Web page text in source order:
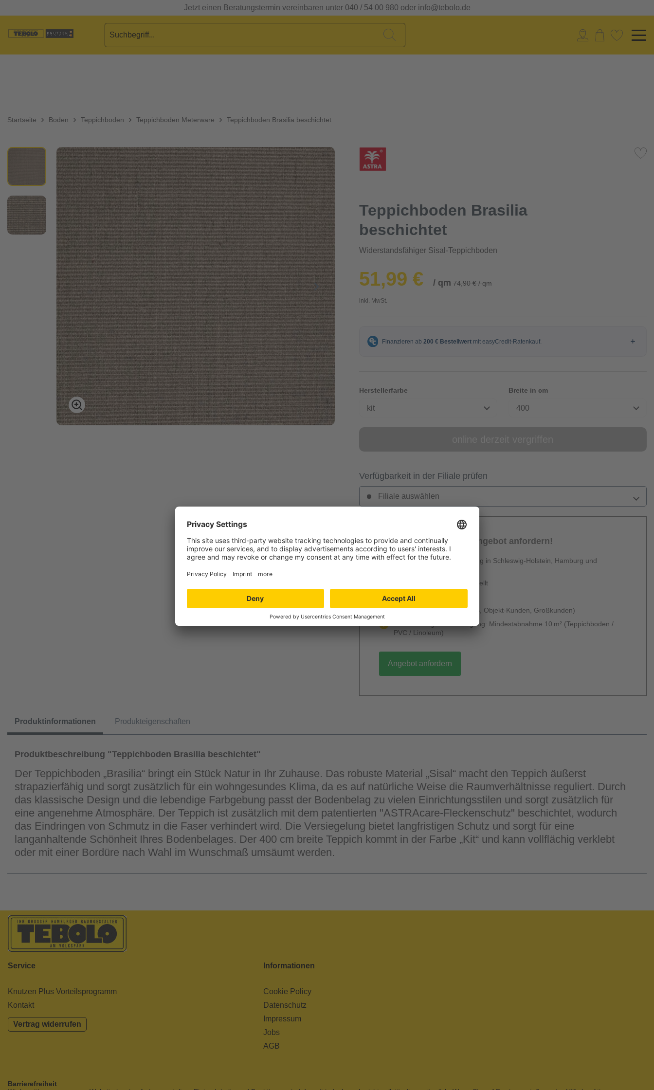
Jetzt einen Beratungstermin vereinbaren unter 040 / 54 00 980 oder info@tebolo.de
Startseite Boden Teppichboden Teppichboden Meterware Teppichboden Brasilia beschichtet
Teppichboden Brasilia
beschichtet
Widerstandsfähiger Sisal-Teppichboden
51,99 € / qm 74,90 € / qm
inkl. MwSt.
Herstellerfarbe
kit
Breite in cm
400
Verfügbarkeit in der Filiale prüfen
Filiale auswählen
Jetzt Ihr persönliches Angebot anfordern!
Verlegung und Dienstleistung in Schleswig-Holstein, Hamburg und
Angebot wird kurzfristig erstellt
unverbindlich & kostenlos
Mengenrabatt möglich (B2B, Objekt-Kunden, Großkunden)
Bei Lieferung ohne Verlegung: Mindestabnahme 10 m² (Teppichboden /
PVC / Linoleum)
Angebot anfordern
Produktinformationen Produkteigenschaften
Produktbeschreibung "Teppichboden Brasilia beschichtet"
Der Teppichboden „Brasilia“ bringt ein Stück Natur in Ihr Zuhause. Das robuste Material „Sisal“ macht den Teppich äußerst
strapazierfähig und sorgt zusätzlich für ein wohngesundes Klima, da es auf natürliche Weise die Raumverhältnisse reguliert. Durch
das klassische Design und die lebendige Farbgebung passt der Bodenbelag zu vielen Einrichtungsstilen und sorgt zusätzlich für
eine angenehme Atmosphäre. Der Teppich ist zusätzlich mit dem patentierten "ASTRAcare-Fleckenschutz" beschichtet, wodurch
das Eindringen von Schmutz in die Faser verhindert wird. Die Versiegelung bietet langfristigen Schutz und sorgt für eine
langanhaltende Schönheit Ihres Bodenbelages. Der 400 cm breite Teppich kommt in der Farbe „Kit“ und kann vollflächig verklebt
oder mit einer Bordüre nach Wahl im Wunschmaß umsäumt werden.
Service
Knutzen Plus Vorteilsprogramm
Kontakt
Vertrag widerrufen
Informationen
Cookie Policy
Datenschutz
Impressum
Jobs
AGB
Barrierefreiheit